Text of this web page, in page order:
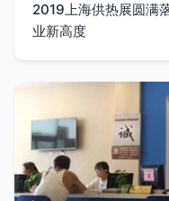
2019上海供热展圆满
业新高度